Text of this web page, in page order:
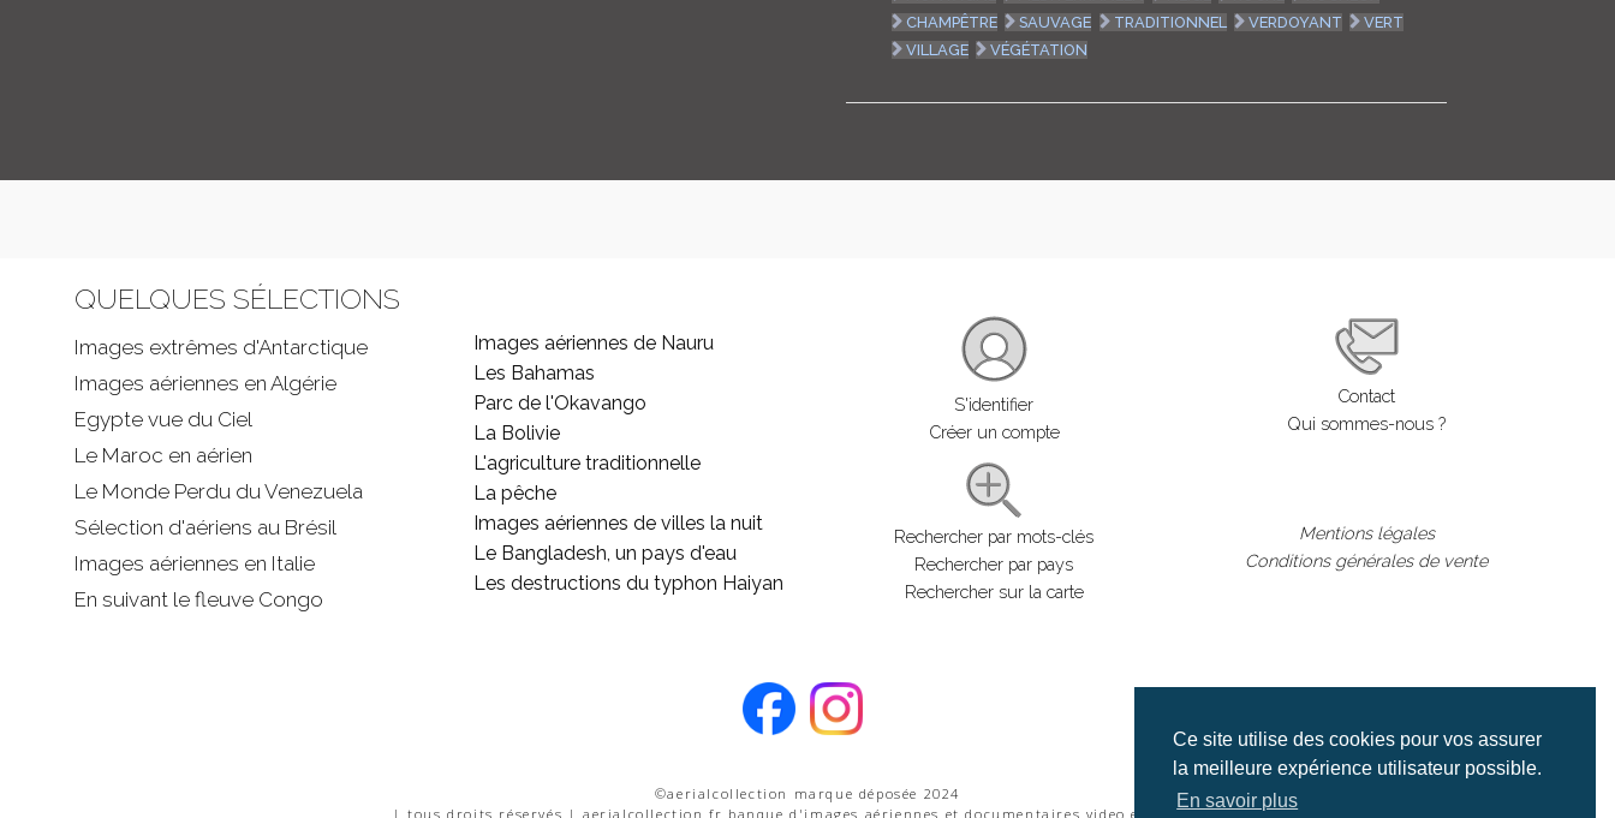
Ce site utilise des cookies pour vos assurer
la meilleure expérience utilisateur possible.
En savoir plus
CHAMPÊTRE
SAUVAGE TRADITIONNEL VERDOYANT
VERT
VILLAGE
VÉGÉTATION
QUELQUES SÉLECTIONS
Images extrêmes d'Antarctique
Images aériennes en Algérie
Egypte vue du Ciel
Le Maroc en aérien
Le Monde Perdu du Venezuela
Sélection d'aériens au Brésil
Images aériennes en Italie
En suivant le fleuve Congo
Images aériennes de Nauru
Les Bahamas
Parc de l'Okavango
La Bolivie
L'agriculture traditionnelle
La pêche
Images aériennes de villes la nuit
Le Bangladesh, un pays d'eau
Les destructions du typhon Haiyan
S'identifier
Créer un compte
Rechercher par mots-clés
Rechercher par pays
Rechercher sur la carte
Contact
Qui sommes-nous ?
Mentions légales
Conditions générales de vente
©aerialcollection marque déposée 2024
| tous droits réservés | aerialcollection.fr banque d'images aériennes et documentaires video et cinéma |